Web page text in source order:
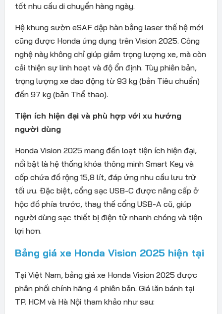
tốt nhu cầu di chuyển hàng ngày.
Hệ khung sườn eSAF dập hàn bằng laser thế hệ mới
cũng được Honda ứng dụng trên Vision 2025. Công
nghệ này không chỉ giúp giảm trọng lượng xe, mà còn
cải thiện sự linh hoạt và độ ổn định. Tùy phiên bản,
trọng lượng xe dao động từ 93 kg (bản Tiêu chuẩn)
đến 97 kg (bản Thể thao).
Tiện ích hiện đại và phù hợp với xu hướng
người dùng
Honda Vision 2025 mang đến loạt tiện ích hiện đại,
nổi bật là hệ thống khóa thông minh Smart Key và
cốp chứa đồ rộng 15,8 lít, đáp ứng nhu cầu lưu trữ
tối ưu. Đặc biệt, cổng sạc USB-C được nâng cấp ở
hộc đồ phía trước, thay thế cổng USB-A cũ, giúp
người dùng sạc thiết bị điện tử nhanh chóng và tiện
lợi hơn.
Bảng giá xe Honda Vision 2025 hiện tại
Tại Việt Nam, bảng giá xe Honda Vision 2025 được
phân phối chính hãng 4 phiên bản. Giá lăn bánh tại
TP. HCM và Hà Nội tham khảo như sau: